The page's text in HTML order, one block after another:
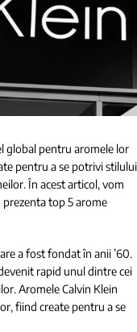
global pentru aromele lor
pentru a se potrivi stilului
În acest articol, vom
top 5 arome
a fost fondat în anii ’60.
rapid unul dintre cei
Aromele Calvin Klein
fiind create pentru a se